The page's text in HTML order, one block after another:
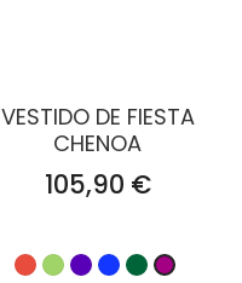
VESTIDO DE FIESTA
CHENOA
Precio
105,90 €
RojoVerde
LilaAzulVerde